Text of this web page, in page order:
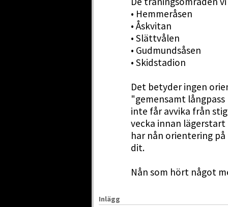
• Hemmeråsen
• Åskvitan
• Slättvålen
• Gudmundsåsen
• Skidstadion
Det betyder ingen
"gemensamt
inte får avvika från
vecka innan
har nån orientering
dit.
Nån som hört något
Inlägg